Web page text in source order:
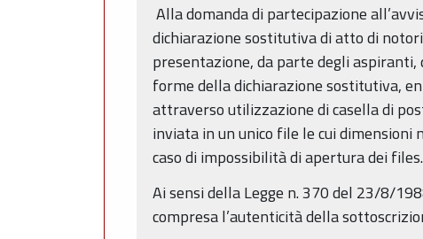
Alla domanda di partecipazione
dichiarazione sostitutiva di atto di
presentazione, da parte degli
forme della dichiarazione sostitutiva,
attraverso utilizzazione di casella di
inviata in un unico file le cui dimensioni
caso di impossibilità di apertura dei files.
Ai sensi della Legge n. 370 del 23/8/
compresa l’autenticità della